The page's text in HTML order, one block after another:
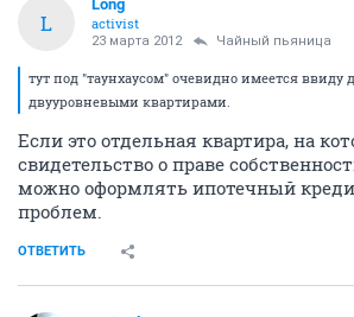
L
Long
activist
23 марта 2012 Чайный пьяница
тут под "таунхаусом" очевидно имеется ввиду
двууровневыми квартирами.
Если это отдельная квартира, на
свидетельство о праве
можно оформлять ипотечный
проблем.
ОТВЕТИТЬ